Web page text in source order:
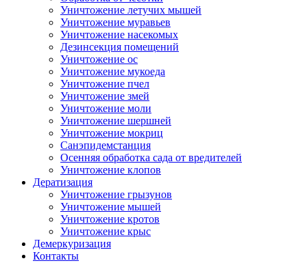
Уничтожение летучих мышей
Уничтожение муравьев
Уничтожение насекомых
Дезинсекция помещений
Уничтожение ос
Уничтожение мукоеда
Уничтожение пчел
Уничтожение змей
Уничтожение моли
Уничтожение шершней
Уничтожение мокриц
Санэпидемстанция
Осенняя обработка сада от вредителей
Уничтожение клопов
Дератизация
Уничтожение грызунов
Уничтожение мышей
Уничтожение кротов
Уничтожение крыс
Демеркуризация
Контакты